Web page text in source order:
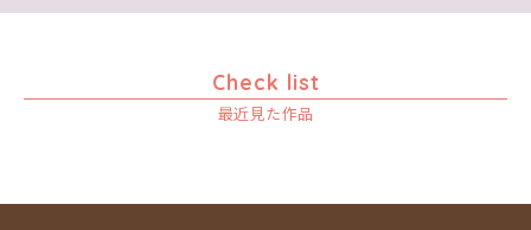
Check list
最近見た作品